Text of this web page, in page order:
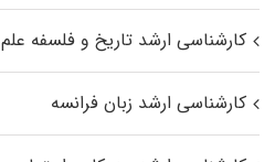
کارشناسی ارشد تاریخ و فلسفه علم
کارشناسی ارشد زبان فرانسه